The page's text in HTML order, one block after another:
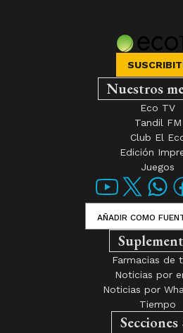
Nuestros
Eco TV
Tandil FM
Club El
Edición
Juegos
AÑADIR COMO
Farmacias de
Noticias por
Noticias por
Tiempo
Secciones